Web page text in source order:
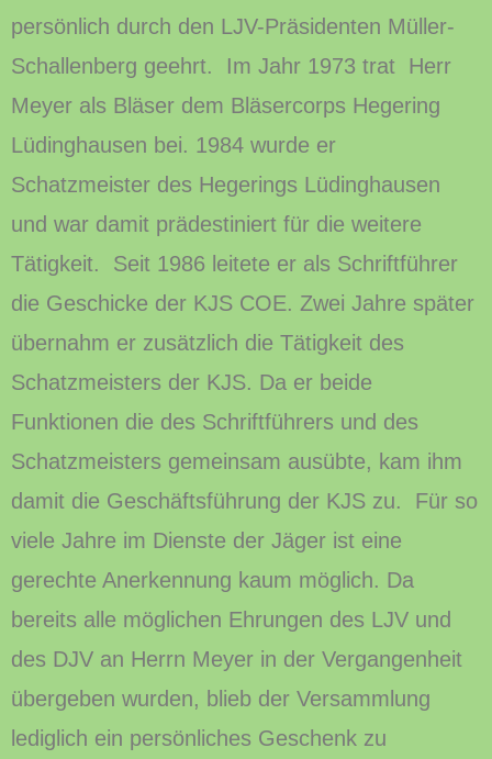
persönlich durch den LJV-Präsidenten Müller-
Schallenberg geehrt. Im Jahr 1973 trat Herr
Meyer als Bläser dem Bläsercorps Hegering
Lüdinghausen bei. 1984 wurde er
Schatzmeister des Hegerings Lüdinghausen
und war damit prädestiniert für die weitere
Tätigkeit. Seit 1986 leitete er als Schriftführer
die Geschicke der KJS COE. Zwei Jahre später
übernahm er zusätzlich die Tätigkeit des
Schatzmeisters der KJS. Da er beide
Funktionen die des Schriftführers und des
Schatzmeisters gemeinsam ausübte, kam ihm
damit die Geschäftsführung der KJS zu. Für so
viele Jahre im Dienste der Jäger ist eine
gerechte Anerkennung kaum möglich. Da
bereits alle möglichen Ehrungen des LJV und
des DJV an Herrn Meyer in der Vergangenheit
übergeben wurden, blieb der Versammlung
lediglich ein persönliches Geschenk zu